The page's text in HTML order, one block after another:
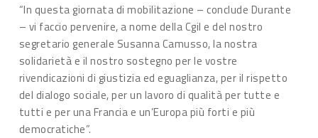
“In questa giornata di mobilitazione – conclude Durante
– vi faccio pervenire, a nome della Cgil e del nostro
segretario generale Susanna Camusso, la nostra
solidarietà e il nostro sostegno per le vostre
rivendicazioni di giustizia ed eguaglianza, per il rispetto
del dialogo sociale, per un lavoro di qualità per tutte e
tutti e per una Francia e un’Europa più forti e più
democratiche”.